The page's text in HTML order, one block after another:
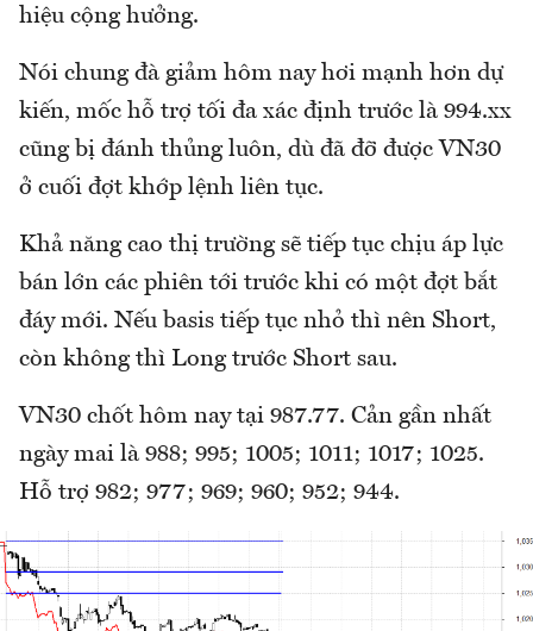
hiệu cộng hưởng.
Nói chung đà giảm hôm nay hơi mạnh hơn dự
kiến, mốc hỗ trợ tối đa xác định trước là 994.xx
cũng bị đánh thủng luôn, dù đã đỡ được VN30
ở cuối đợt khớp lệnh liên tục.
Khả năng cao thị trường sẽ tiếp tục chịu áp lực
bán lớn các phiên tới trước khi có một đợt bắt
đáy mới. Nếu basis tiếp tục nhỏ thì nên Short,
còn không thì Long trước Short sau.
VN30 chốt hôm nay tại 987.77. Cản gần nhất
ngày mai là 988; 995; 1005; 1011; 1017; 1025.
Hỗ trợ 982; 977; 969; 960; 952; 944.